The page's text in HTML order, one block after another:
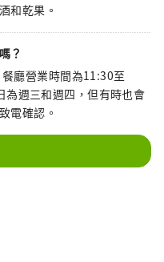
和乾果。
？
廳營業時間為11:30至
為週三和週四，但有時也會
電確認。